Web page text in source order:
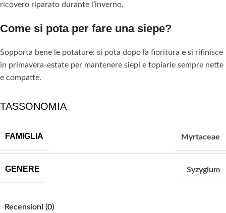
ricovero riparato durante l’inverno.
Come si pota per fare una siepe?
Sopporta bene le potature: si pota dopo la fioritura e si rifinisce
in primavera-estate per mantenere siepi e topiarie sempre nette
e compatte.
TASSONOMIA
FAMIGLIA Myrtaceae
GENERE Syzygium
Recensioni (0)